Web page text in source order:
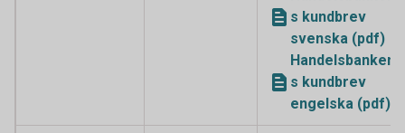
s kundbrev
svenska (pdf)
Handelsbanken
s kundbrev
engelska (pdf)